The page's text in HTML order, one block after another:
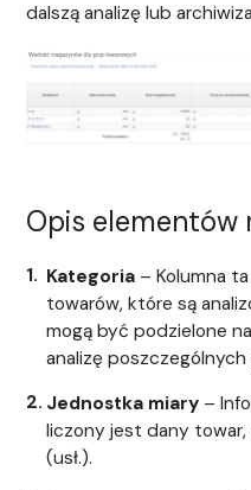
dalszą analizę lub
Opis elementów
Kategoria – Kolumna
towarów, które są
mogą być podzielone
analizę
Jednostka miary –
liczony jest dany
(usł.).